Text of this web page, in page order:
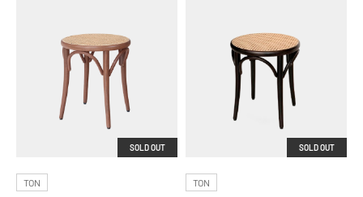
SOLD OUT
TON
SOLD OUT
TON